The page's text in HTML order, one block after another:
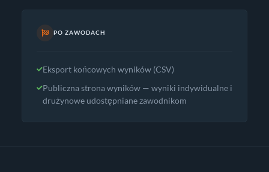
PO ZAWODACH
Eksport końcowych wyników (CSV)
Publiczna strona wyników — wyniki indywidualne i
drużynowe udostępniane zawodnikom